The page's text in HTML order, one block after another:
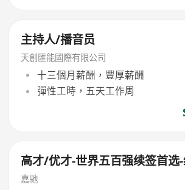
主持人/播音员
天創匯能國際有限公司
十三個月薪酬，豐厚薪酬
彈性工時，五天工作周
高才/优才-世界五百强续签首选
嘉驰